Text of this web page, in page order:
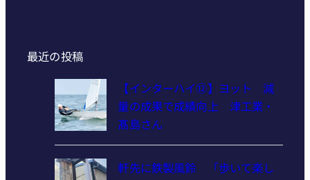
最近の投稿
【インターハイ⑫】ヨット 減
量の成果で成績向上 津工業・
髙島さん
軒先に鉄製風鈴 「歩いて楽し